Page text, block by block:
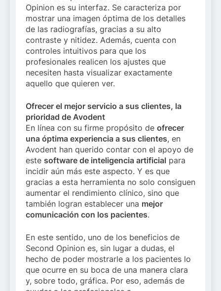
Opinion es su interfaz. Se caracteriza por
mostrar una imagen óptima de los detalles
de las radiografías, gracias a su alto
contraste y nitidez. Además, cuenta con
controles intuitivos para que los
profesionales realicen los ajustes que
necesiten hasta visualizar exactamente
aquello que quieren ver.
Ofrecer el mejor servicio a sus clientes, la
prioridad de Avodent
En línea con su firme propósito de ofrecer
una óptima experiencia a sus clientes, en
Avodent han querido contar con el apoyo de
este software de inteligencia artificial para
incidir aún más este aspecto. Y es que
gracias a esta herramienta no solo consiguen
aumentar el rendimiento clínico, sino que
también logran establecer una mejor
comunicación con los pacientes.
En este sentido, uno de los beneficios de
Second Opinion es, sin lugar a dudas, el
hecho de poder mostrarle a los pacientes lo
que ocurre en su boca de una manera clara
y, sobre todo, gráfica. Por eso, además de